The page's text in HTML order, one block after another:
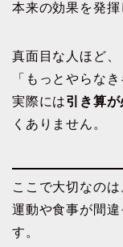
本来の効果を発揮
真面目な人ほど、
「もっとやらな
実際には引き算
くありません。
ここで大切なのは
運動や食事が間
す。